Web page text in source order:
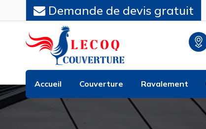
Demande de devis gratuit
Accueil Couverture Ravalement